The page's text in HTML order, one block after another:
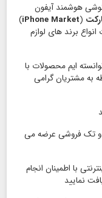
اولین گوشی هوشمند آیفون
(
iPhone Market
)
برند های لوازم
سابقه کاری توانسته ایم محصولات با
به مشتریان گرامی
و تک فروشی عرضه می
اینترنتی با اطمینان انجام
نمایید